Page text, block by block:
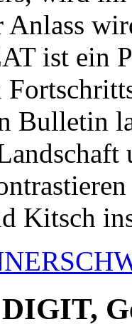
Anlass
ist ein
Bulletin
Kitsch